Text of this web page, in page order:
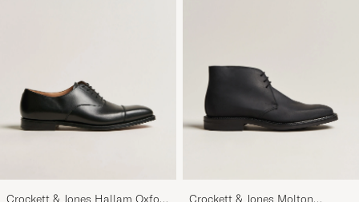
Crockett & Jones Hallam Oxford
Crockett & Jones Molton